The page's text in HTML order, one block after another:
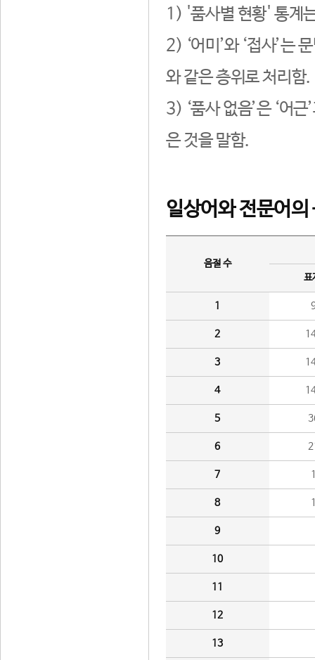
1) '품사별 현황' 통계
2) ‘어미’와 ‘접사’는
와 같은 층위로 처리함.
3) ‘품사 없음’은 ‘어
은 것을 말함.
일상어와 전문어의
음절 수
표
1
2
3
4
5
6
7
8
9
10
11
12
13